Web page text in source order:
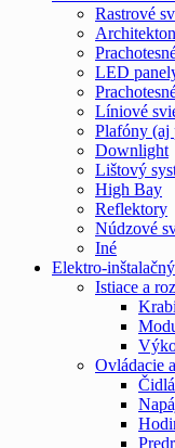
Rastrové
LED
Líniové
Plafóny (aj
Downlight
Lištový
High Bay
Reflektory
Núdzové
Iné
Elektro-
Istiace a
Ovládacie